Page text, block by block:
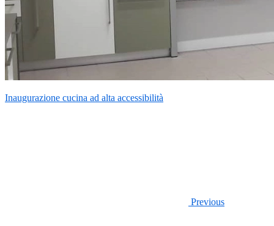
Inaugurazione cucina ad alta accessibilità
Previous